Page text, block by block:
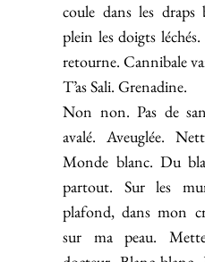
coule dans les
plein les doigts
retourne. Cannibale
T’as Sali. Grenadine.
Non non. Pas de
avalé. Aveuglée.
Monde blanc. Du
partout. Sur les
plafond, dans mon
sur ma peau.